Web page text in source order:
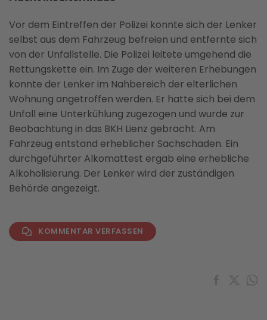
Vor dem Eintreffen der Polizei konnte sich der Lenker
selbst aus dem Fahrzeug befreien und entfernte sich
von der Unfallstelle. Die Polizei leitete umgehend die
Rettungskette ein. Im Zuge der weiteren Erhebungen
konnte der Lenker im Nahbereich der elterlichen
Wohnung angetroffen werden. Er hatte sich bei dem
Unfall eine Unterkühlung zugezogen und wurde zur
Beobachtung in das BKH Lienz gebracht. Am
Fahrzeug entstand erheblicher Sachschaden. Ein
durchgeführter Alkomattest ergab eine erhebliche
Alkoholisierung. Der Lenker wird der zuständigen
Behörde angezeigt.
KOMMENTAR VERFASSEN